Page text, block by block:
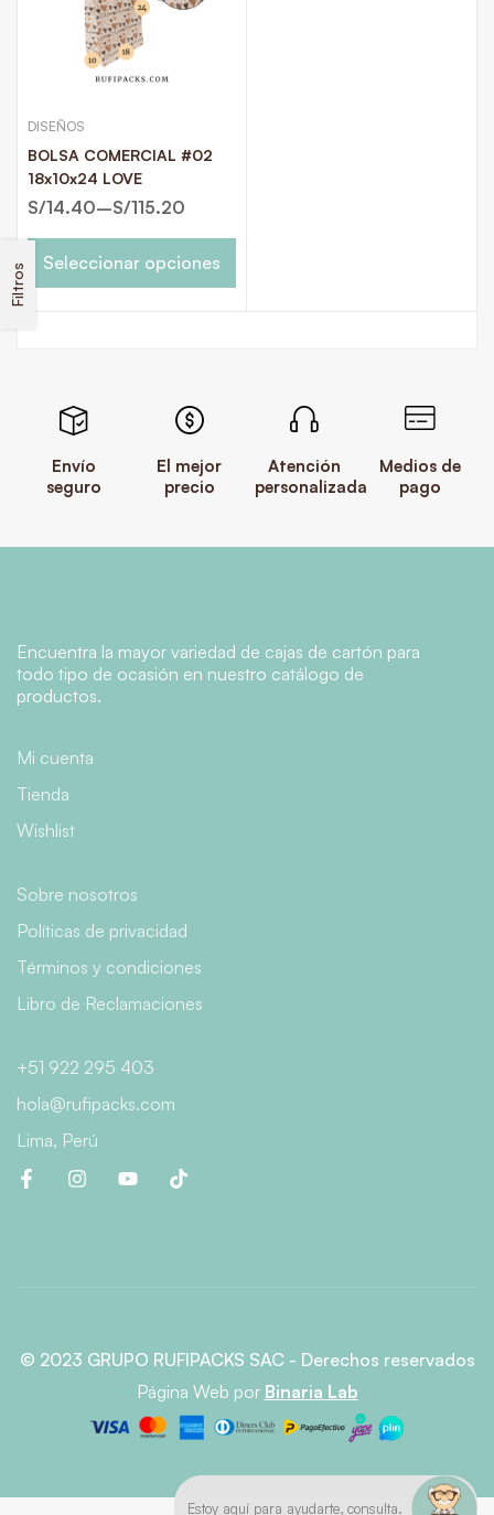
Filtros
DISEÑOS
BOLSA COMERCIAL #02
18x10x24 LOVE
S/14.40–S/115.20
Seleccionar opciones
Envío
seguro
El mejor
precio
Atención
personalizada
Medios de
pago
Encuentra la mayor variedad de cajas de cartón para
todo tipo de ocasión en nuestro catálogo de
productos.
Mi cuenta
Tienda
Wishlist
Sobre nosotros
Políticas de privacidad
Términos y condiciones
Libro de Reclamaciones
+51 922 295 403
hola@rufipacks.com
Lima, Perú
© 2023 GRUPO RUFIPACKS SAC - Derechos reservados
Página Web por Binaria Lab
Estoy aquí para ayudarte, consulta.